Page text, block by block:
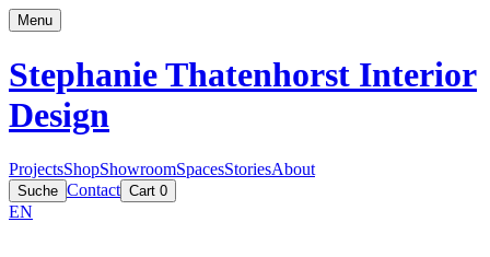
Menu
Stephanie Thatenhorst Interior
Design
ProjectsShopShowroomSpacesStoriesAbout
Suche Contact Cart 0
EN